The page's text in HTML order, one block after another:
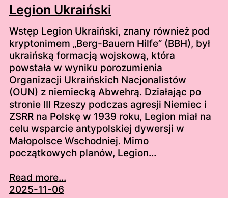
Legion Ukraiński
Wstęp Legion Ukraiński, znany również pod
kryptonimem „Berg-Bauern Hilfe” (BBH), był
ukraińską formacją wojskową, która
powstała w wyniku porozumienia
Organizacji Ukraińskich Nacjonalistów
(OUN) z niemiecką Abwehrą. Działając po
stronie III Rzeszy podczas agresji Niemiec i
ZSRR na Polskę w 1939 roku, Legion miał na
celu wsparcie antypolskiej dywersji w
Małopolsce Wschodniej. Mimo
początkowych planów, Legion…
Read more...
2025-11-06